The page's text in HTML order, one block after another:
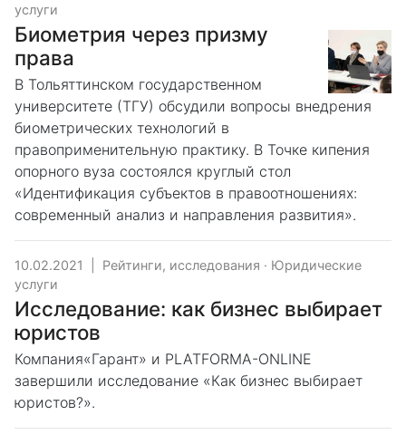
услуги
Биометрия через призму
права
В Тольяттинском государственном
университете (ТГУ) обсудили вопросы внедрения
биометрических технологий в
правоприменительную практику. В Точке кипения
опорного вуза состоялся круглый стол
«Идентификация субъектов в правоотношениях:
современный анализ и направления развития».
10.02.2021 Рейтинги, исследования · Юридические
услуги
Исследование: как бизнес выбирает
юристов
Компания«Гарант» и PLATFORMA-ONLINE
завершили исследование «Как бизнес выбирает
юристов?».